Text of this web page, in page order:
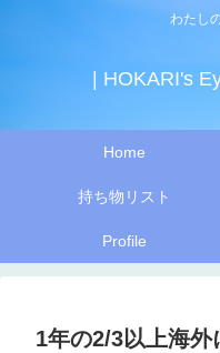
わたし
| HOKARI's
Home
持ち物リスト
Profile
1年の2/3以上海